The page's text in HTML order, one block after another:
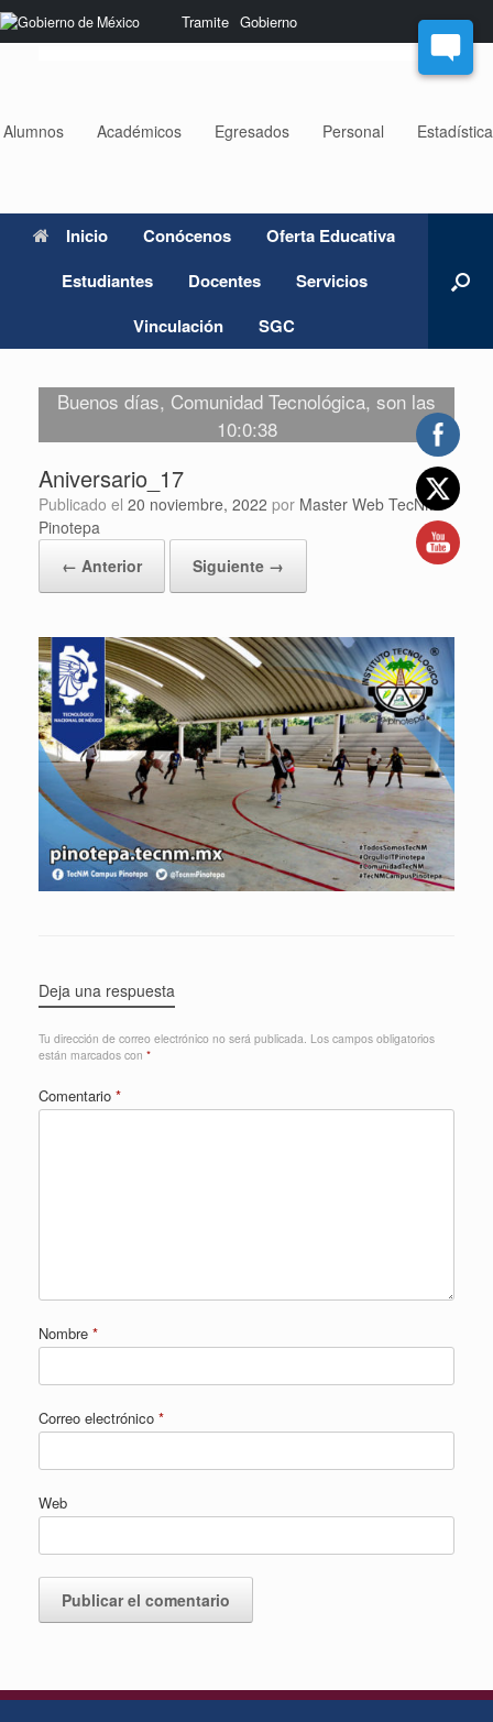
Nota:
este
sistema
Tramite Gobierno
Saltar
al
Alumnos Académicos Egresados Personal
Inicio Conócenos
Oferta Educativa
Estudiantes
Docentes
Servicios
Vinculación
SGC
Buenos días, Comunidad Tecnológica, son las
10:0:38
Aniversario_17
Publicado el 20 noviembre, 2022 por Master Web TecNM
Pinotepa
← Anterior
Siguiente →
Deja una respuesta
Tu dirección de correo electrónico no será publicada. Los campos obligatorios
están marcados con *
Comentario *
Nombre *
Correo electrónico *
Web